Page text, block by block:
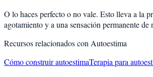
O lo haces perfecto o no vale. Esto lleva a la
agotamiento y a una sensación permanente de
Recursos relacionados con Autoestima
Cómo construir autoestimaTerapia para